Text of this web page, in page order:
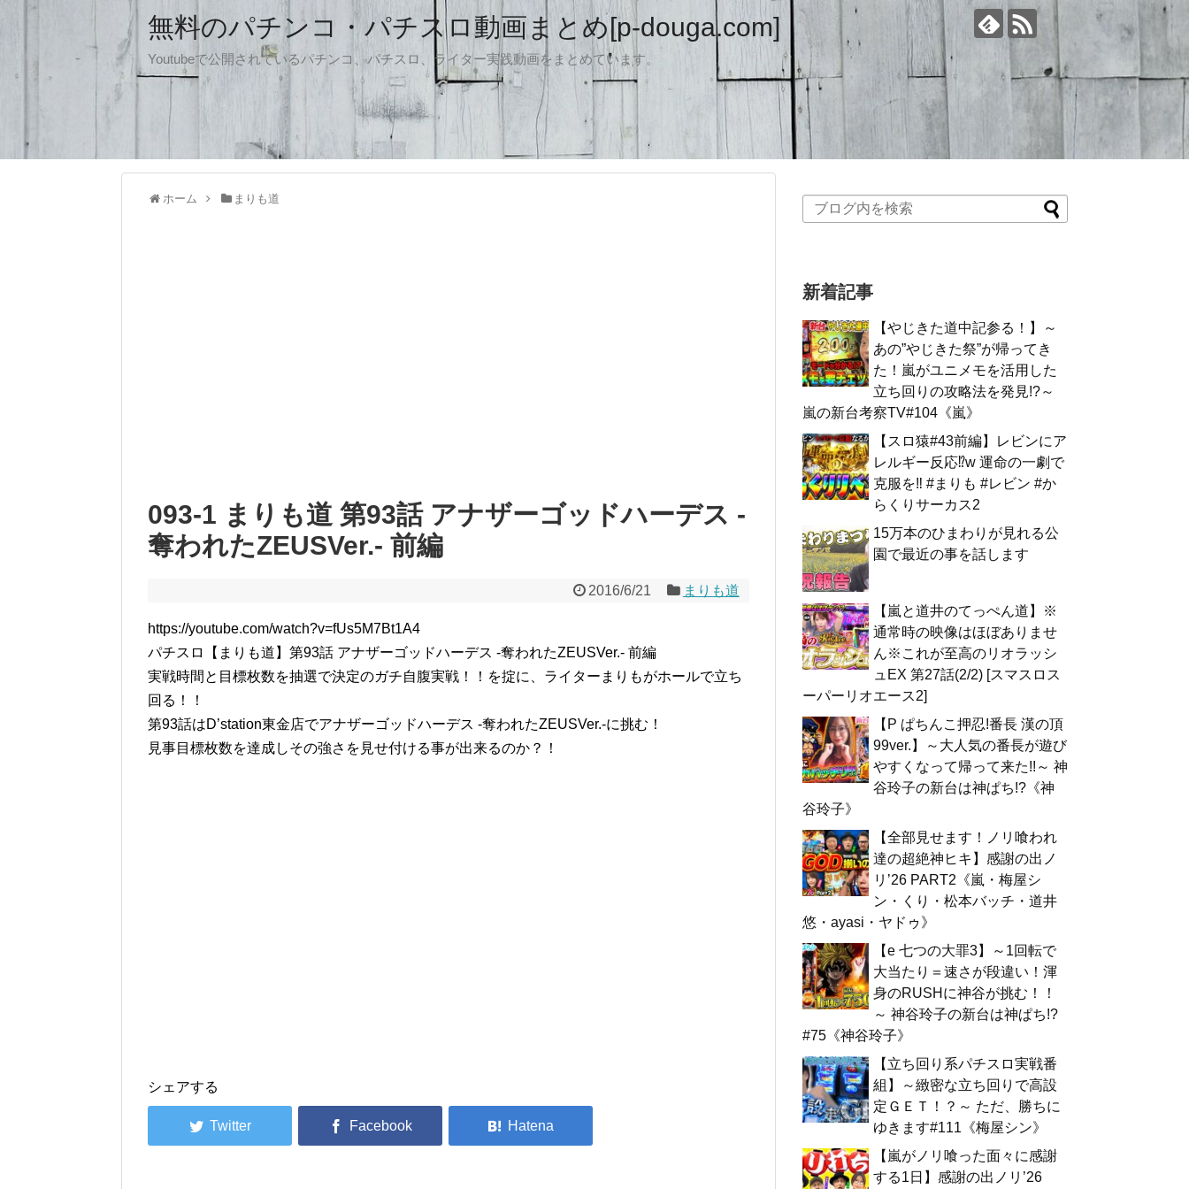
無料のパチンコ・パチスロ動画まとめ[p-douga.com]
Youtubeで公開されているパチンコ、パチスロ、ライター実践動画をまとめています。
ホーム まりも道
093-1 まりも道 第93話 アナザーゴッドハーデス -
奪われたZEUSVer.- 前編
2016/6/21 まりも道
https://youtube.com/watch?v=fUs5M7Bt1A4
パチスロ【まりも道】第93話 アナザーゴッドハーデス -奪われたZEUSVer.- 前編
実戦時間と目標枚数を抽選で決定のガチ自腹実戦！！を掟に、ライターまりもがホールで立ち
回る！！
第93話はD’station東金店でアナザーゴッドハーデス -奪われたZEUSVer.-に挑む！
見事目標枚数を達成しその強さを見せ付ける事が出来るのか？！
シェアする
新着記事
【やじきた道中記参る！】～
あの”やじきた祭”が帰ってき
た！嵐がユニメモを活用した
立ち回りの攻略法を発見!?～
嵐の新台考察TV#104《嵐》
【スロ猿#43前編】レビンにア
レルギー反応⁉w 運命の一劇で
克服を‼ #まりも #レビン #か
らくりサーカス2
15万本のひまわりが見れる公
園で最近の事を話します
【嵐と道井のてっぺん道】※
通常時の映像はほぼありませ
ん※これが至高のリオラッシ
ュEX 第27話(2/2) [スマスロス
ーパーリオエース2]
【P ぱちんこ押忍!番長 漢の頂
99ver.】～大人気の番長が遊び
やすくなって帰って来た!!～ 神
谷玲子の新台は神ぱち!?《神
谷玲子》
【全部見せます！ノリ喰われ
達の超絶神ヒキ】感謝の出ノ
リ’26 PART2《嵐・梅屋シ
ン・くり・松本バッチ・道井
悠・ayasi・ヤドゥ》
【e 七つの大罪3】～1回転で
大当たり＝速さが段違い！渾
身のRUSHに神谷が挑む！！
～ 神谷玲子の新台は神ぱち!?
#75《神谷玲子》
【立ち回り系パチスロ実戦番
組】～緻密な立ち回りで高設
定ＧＥＴ！？～ ただ、勝ちに
ゆきます#111《梅屋シン》
【嵐がノリ喰った面々に感謝
する1日】感謝の出ノリ’26